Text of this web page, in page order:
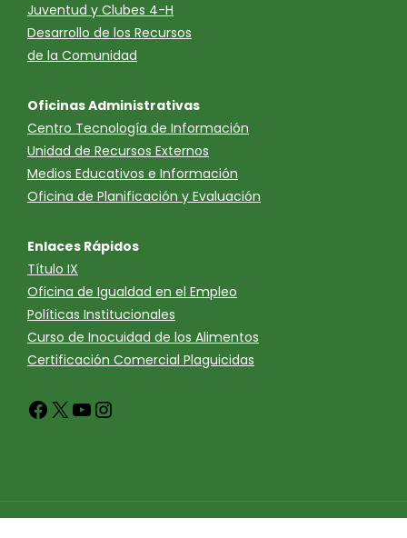
Juventud y Clubes 4-H
Desarrollo de los Recursos
de la Comunidad
Oficinas Administrativas
Centro Tecnología de Información
Unidad de Recursos Externos
Medios Educativos e Información
Oficina de Planificación y Evaluación
Enlaces Rápidos
Título IX
Oficina de Igualdad en el Empleo
Políticas Institucionales
Curso de Inocuidad de los Alimentos
Certificación Comercial Plaguicidas
Facebook
X YouTube